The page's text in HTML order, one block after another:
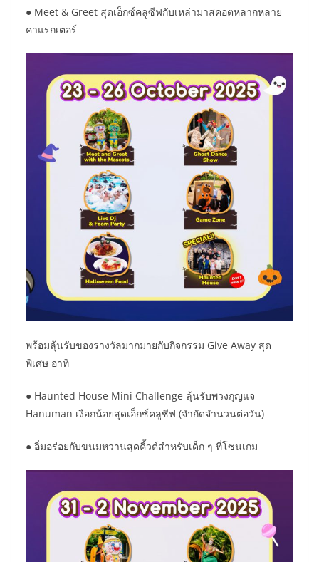
● Meet & Greet สุดเอ็กซ์คลูซีฟกับเหล่ามาสคอตหลากหลาย
คาแรกเตอร์
พร้อมลุ้นรับของรางวัลมากมายกับกิจกรรม Give Away สุด
พิเศษ อาทิ
● Haunted House Mini Challenge ลุ้นรับพวงกุญแจ
Hanuman เงือกน้อยสุดเอ็กซ์คลูซีฟ (จำกัดจำนวนต่อวัน)
● อิ่มอร่อยกับขนมหวานสุดคิ้วต์สำหรับเด็ก ๆ ที่โซนเกม